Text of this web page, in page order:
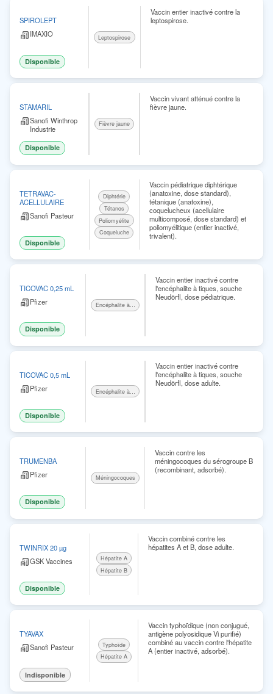
SPIROLEPT
IMAXIO
Disponible
Leptospirose
Vaccin entier inactivé contre la
leptospirose.
STAMARIL
Sanofi Winthrop
Industrie
Disponible
Fièvre jaune
Vaccin vivant atténué contre la
fièvre jaune.
TETRAVAC-
ACELLULAIRE
Sanofi Pasteur
Disponible
Diphtérie
Tétanos
Poliomyélite
Coqueluche
Vaccin pédiatrique diphtérique
(anatoxine, dose standard),
tétanique (anatoxine),
coquelucheux (acellulaire
multicomposé, dose standard) et
poliomyélitique (entier inactivé,
trivalent).
TICOVAC 0,25 mL
Pfizer
Disponible
Encéphalite à tiques
Vaccin entier inactivé contre
l'encéphalite à tiques, souche
Neudörfl, dose pédiatrique.
TICOVAC 0,5 mL
Pfizer
Disponible
Encéphalite à tiques
Vaccin entier inactivé contre
l'encéphalite à tiques, souche
Neudörfl, dose adulte.
TRUMENBA
Pfizer
Disponible
Méningocoques
Vaccin contre les
méningocoques du sérogroupe B
(recombinant, adsorbé).
TWINRIX 20 µg
GSK Vaccines
Disponible
Hépatite A
Hépatite B
Vaccin combiné contre les
hépatites A et B, dose adulte.
TYAVAX
Sanofi Pasteur
Indisponible
Typhoïde
Hépatite A
Vaccin typhoïdique (non conjugué,
antigène polyosidique Vi purifié)
combiné au vaccin contre l'hépatite
A (entier inactivé, adsorbé).